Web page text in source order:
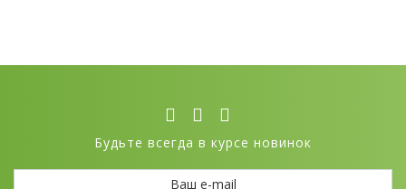
Будьте всегда в курсе новинок